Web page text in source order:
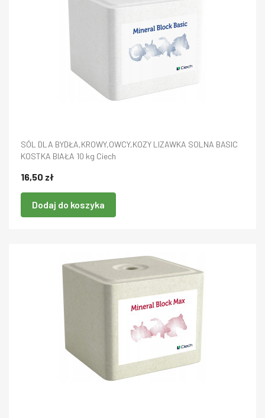
SÓL DLA BYDŁA,KROWY,OWCY,KOZY LIZAWKA SOLNA BASIC
KOSTKA BIAŁA 10 kg Ciech
16,50 zł
Dodaj do koszyka